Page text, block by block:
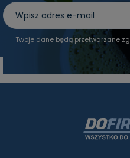
Twoje dane będą przetwarzane